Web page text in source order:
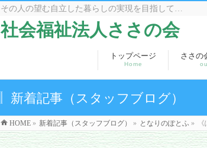
その人の望む自立した暮らしの実現を目指して…
社会福祉法人ささの会
トップページ
Home
ささの
新着記事（スタッフブログ）
HOME » 新着記事（スタッフブログ） » となりのぽとふ »